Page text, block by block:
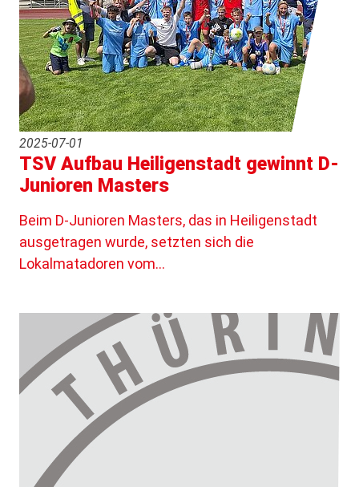
2025-07-01
TSV Aufbau Heiligenstadt gewinnt D-
Junioren Masters
Beim D-Junioren Masters, das in Heiligenstadt
ausgetragen wurde, setzten sich die
Lokalmatadoren vom…